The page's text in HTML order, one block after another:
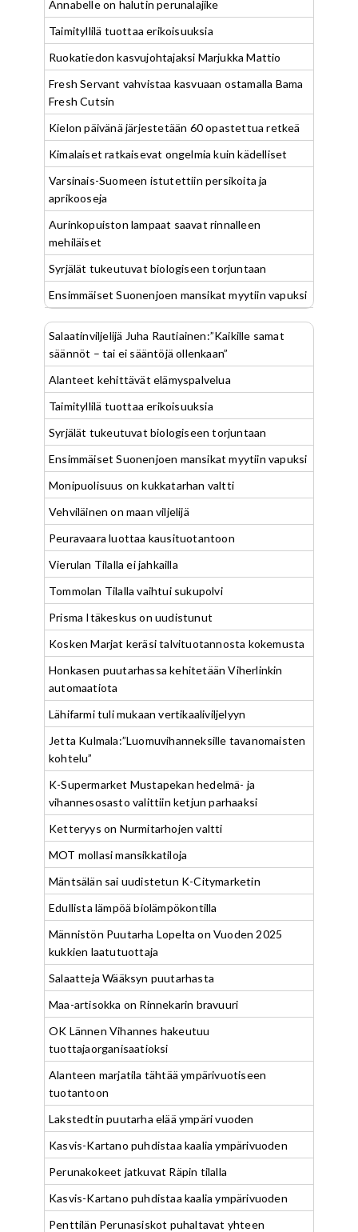
Annabelle on halutin perunalajike
Taimityllilä tuottaa erikoisuuksia
Ruokatiedon kasvujohtajaksi Marjukka Mattio
Fresh Servant vahvistaa kasvuaan ostamalla Bama
Fresh Cutsin
Kielon päivänä järjestetään 60 opastettua retkeä
Kimalaiset ratkaisevat ongelmia kuin kädelliset
Varsinais-Suomeen istutettiin persikoita ja
aprikooseja
Aurinkopuiston lampaat saavat rinnalleen
mehiläiset
Syrjälät tukeutuvat biologiseen torjuntaan
Ensimmäiset Suonenjoen mansikat myytiin vapuksi
Salaatinviljelijä Juha Rautiainen:”Kaikille samat
säännöt – tai ei sääntöjä ollenkaan”
Alanteet kehittävät elämyspalvelua
Taimityllilä tuottaa erikoisuuksia
Syrjälät tukeutuvat biologiseen torjuntaan
Ensimmäiset Suonenjoen mansikat myytiin vapuksi
Monipuolisuus on kukkatarhan valtti
Vehviläinen on maan viljelijä
Peuravaara luottaa kausituotantoon
Vierulan Tilalla ei jahkailla
Tommolan Tilalla vaihtui sukupolvi
Prisma Itäkeskus on uudistunut
Kosken Marjat keräsi talvituotannosta kokemusta
Honkasen puutarhassa kehitetään Viherlinkin
automaatiota
Lähifarmi tuli mukaan vertikaaliviljelyyn
Jetta Kulmala:”Luomuvihanneksille tavanomaisten
kohtelu”
K-Supermarket Mustapekan hedelmä- ja
vihannesosasto valittiin ketjun parhaaksi
Ketteryys on Nurmitarhojen valtti
MOT mollasi mansikkatiloja
Mäntsälän sai uudistetun K-Citymarketin
Edullista lämpöä biolämpökontilla
Männistön Puutarha Lopelta on Vuoden 2025
kukkien laatutuottaja
Salaatteja Wääksyn puutarhasta
Maa-artisokka on Rinnekarin bravuuri
OK Lännen Vihannes hakeutuu
tuottajaorganisaatioksi
Alanteen marjatila tähtää ympärivuotiseen
tuotantoon
Lakstedtin puutarha elää ympäri vuoden
Kasvis-Kartano puhdistaa kaalia ympärivuoden
Perunakokeet jatkuvat Räpin tilalla
Kasvis-Kartano puhdistaa kaalia ympärivuoden
Penttilän Perunasiskot puhaltavat yhteen